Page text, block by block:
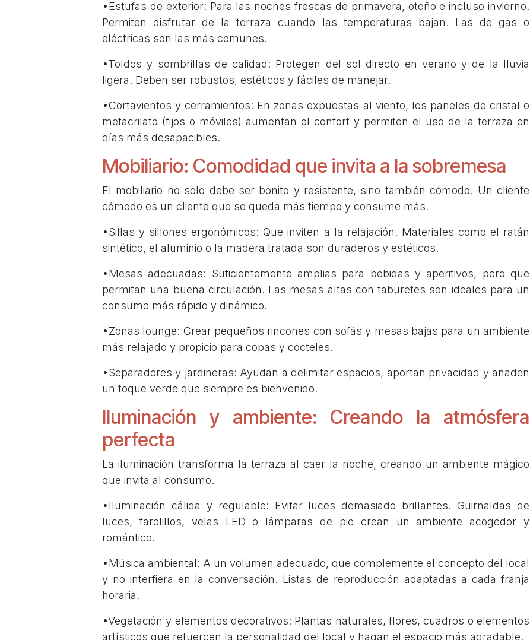
•Estufas de exterior: Para las noches frescas de primavera, otoño e incluso invierno.
Permiten disfrutar de la terraza cuando las temperaturas bajan. Las de gas o
eléctricas son las más comunes.
•Toldos y sombrillas de calidad: Protegen del sol directo en verano y de la lluvia
ligera. Deben ser robustos, estéticos y fáciles de manejar.
•Cortavientos y cerramientos: En zonas expuestas al viento, los paneles de cristal o
metacrilato (fijos o móviles) aumentan el confort y permiten el uso de la terraza en
días más desapacibles.
Mobiliario: Comodidad que invita a la sobremesa
El mobiliario no solo debe ser bonito y resistente, sino también cómodo. Un cliente
cómodo es un cliente que se queda más tiempo y consume más.
•Sillas y sillones ergonómicos: Que inviten a la relajación. Materiales como el ratán
sintético, el aluminio o la madera tratada son duraderos y estéticos.
•Mesas adecuadas: Suficientemente amplias para bebidas y aperitivos, pero que
permitan una buena circulación. Las mesas altas con taburetes son ideales para un
consumo más rápido y dinámico.
•Zonas lounge: Crear pequeños rincones con sofás y mesas bajas para un ambiente
más relajado y propicio para copas y cócteles.
•Separadores y jardineras: Ayudan a delimitar espacios, aportan privacidad y añaden
un toque verde que siempre es bienvenido.
Iluminación y ambiente: Creando la atmósfera
perfecta
La iluminación transforma la terraza al caer la noche, creando un ambiente mágico
que invita al consumo.
•Iluminación cálida y regulable: Evitar luces demasiado brillantes. Guirnaldas de
luces, farolillos, velas LED o lámparas de pie crean un ambiente acogedor y
romántico.
•Música ambiental: A un volumen adecuado, que complemente el concepto del local
y no interfiera en la conversación. Listas de reproducción adaptadas a cada franja
horaria.
•Vegetación y elementos decorativos: Plantas naturales, flores, cuadros o elementos
artísticos que refuercen la personalidad del local y hagan el espacio más agradable.